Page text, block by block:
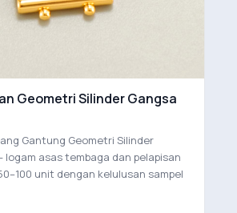
Geometri Silinder Gangsa
Gantung Geometri Silinder
logam asas tembaga dan pelapisan
unit dengan kelulusan sampel